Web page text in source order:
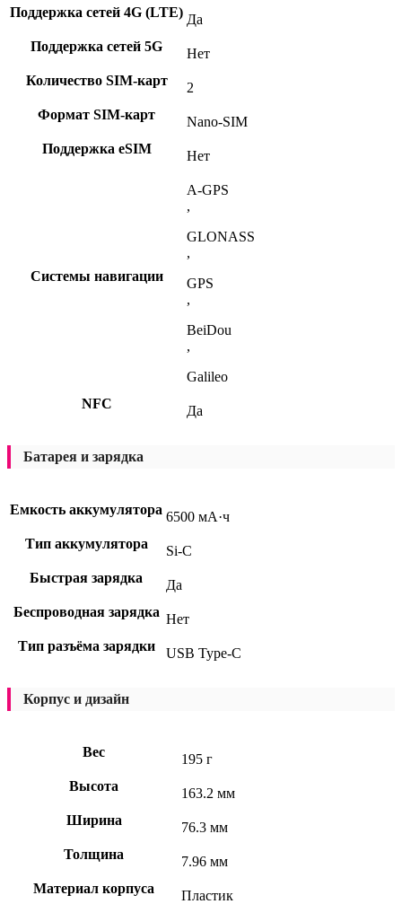
Поддержка сетей 4G (LTE) Да
Поддержка сетей 5G
Нет
Количество SIM-карт
2
Формат SIM-карт
Nano-SIM
Поддержка eSIM
Нет
Системы навигации
A-GPS
,
GLONASS
,
GPS
,
BeiDou
,
Galileo
NFC
Да
Батарея и зарядка
Емкость аккумулятора 6500 мА·ч
Тип аккумулятора
Si-C
Быстрая зарядка
Да
Беспроводная зарядка Нет
Тип разъёма зарядки
USB Type-C
Корпус и дизайн
Вес
195 г
Высота
163.2 мм
Ширина
76.3 мм
Толщина
7.96 мм
Материал корпуса
Пластик